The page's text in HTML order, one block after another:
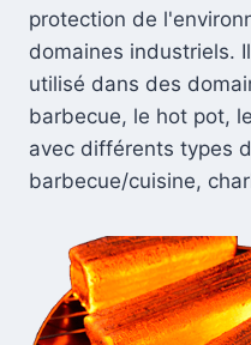
protection de
domaines industriels.
utilisé dans des
barbecue, le hot pot,
avec différents types
barbecue/cuisine,